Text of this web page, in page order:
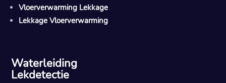
Vloerverwarming Lekkage
Lekkage Vloerverwarming
Waterleiding
Lekdetectie